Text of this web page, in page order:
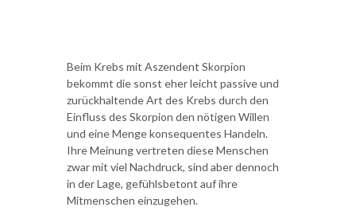
Beim Krebs mit Aszendent Skorpion
bekommt die sonst eher leicht passive und
zurückhaltende Art des Krebs durch den
Einfluss des Skorpion den nötigen Willen
und eine Menge konsequentes Handeln.
Ihre Meinung vertreten diese Menschen
zwar mit viel Nachdruck, sind aber dennoch
in der Lage, gefühlsbetont auf ihre
Mitmenschen einzugehen.